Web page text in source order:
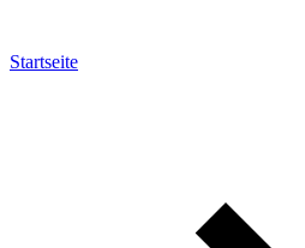
Startseite